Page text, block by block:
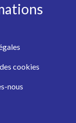
cookies
nous